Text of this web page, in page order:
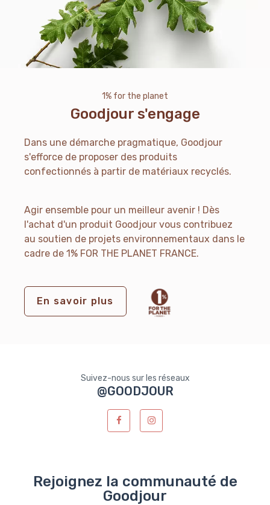
1% for the planet
Goodjour s'engage
Dans une démarche pragmatique, Goodjour
s'efforce de proposer des produits
confectionnés à partir de matériaux recyclés.
Agir ensemble pour un meilleur avenir ! Dès
l'achat d'un produit Goodjour vous contribuez
au soutien de projets environnementaux dans le
cadre de 1% FOR THE PLANET FRANCE.
En savoir plus
Suivez-nous sur les réseaux
@GOODJOUR
Rejoignez la communauté de
Goodjour